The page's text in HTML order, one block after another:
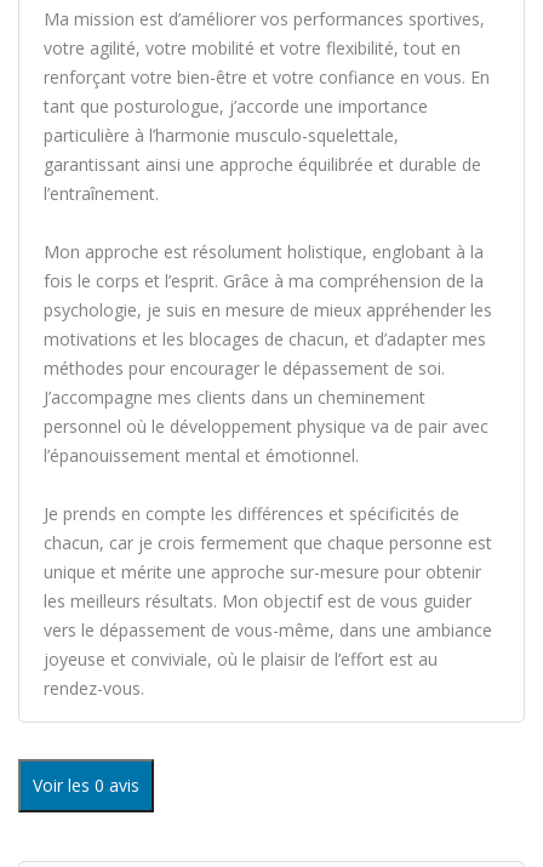
Ma mission est d’améliorer vos performances sportives,
votre agilité, votre mobilité et votre flexibilité, tout en
renforçant votre bien-être et votre confiance en vous. En
tant que posturologue, j’accorde une importance
particulière à l’harmonie musculo-squelettale,
garantissant ainsi une approche équilibrée et durable de
l’entraînement.
Mon approche est résolument holistique, englobant à la
fois le corps et l’esprit. Grâce à ma compréhension de la
psychologie, je suis en mesure de mieux appréhender les
motivations et les blocages de chacun, et d’adapter mes
méthodes pour encourager le dépassement de soi.
J’accompagne mes clients dans un cheminement
personnel où le développement physique va de pair avec
l’épanouissement mental et émotionnel.
Je prends en compte les différences et spécificités de
chacun, car je crois fermement que chaque personne est
unique et mérite une approche sur-mesure pour obtenir
les meilleurs résultats. Mon objectif est de vous guider
vers le dépassement de vous-même, dans une ambiance
joyeuse et conviviale, où le plaisir de l’effort est au
rendez-vous.
Voir les 0 avis